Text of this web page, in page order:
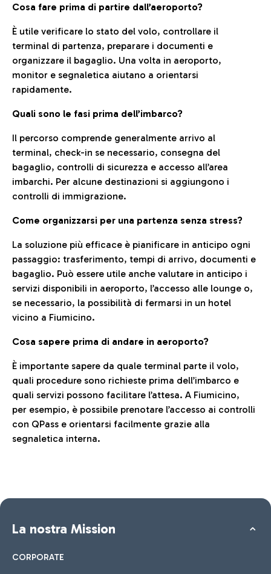
Cosa fare prima di partire dall’aeroporto?
È utile verificare lo stato del volo, controllare il
terminal di partenza, preparare i documenti e
organizzare il bagaglio. Una volta in aeroporto,
monitor e segnaletica aiutano a orientarsi
rapidamente.
Quali sono le fasi prima dell’imbarco?
Il percorso comprende generalmente arrivo al
terminal, check-in se necessario, consegna del
bagaglio, controlli di sicurezza e accesso all’area
imbarchi. Per alcune destinazioni si aggiungono i
controlli di immigrazione.
Come organizzarsi per una partenza senza stress?
La soluzione più efficace è pianificare in anticipo ogni
passaggio: trasferimento, tempi di arrivo, documenti e
bagaglio. Può essere utile anche valutare in anticipo i
servizi disponibili in aeroporto, l’accesso alle lounge o,
se necessario, la possibilità di fermarsi in un hotel
vicino a Fiumicino.
Cosa sapere prima di andare in aeroporto?
È importante sapere da quale terminal parte il volo,
quali procedure sono richieste prima dell’imbarco e
quali servizi possono facilitare l’attesa. A Fiumicino,
per esempio, è possibile prenotare l’accesso ai controlli
con QPass e orientarsi facilmente grazie alla
segnaletica interna.
La nostra Mission
CORPORATE